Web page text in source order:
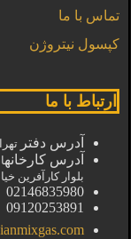
تماس با ما
کپسول نیتروژن
ارتباط با ما
آدرس دفتر
آدرس کارخانه
بلوار کارآفرین
02146835980
09120253891